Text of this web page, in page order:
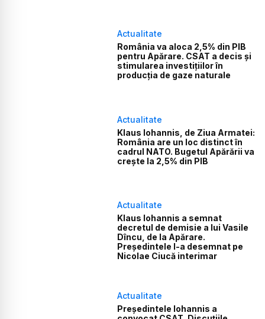
Actualitate
România va aloca 2,5% din PIB
pentru Apărare. CSAT a decis și
stimularea investițiilor în
producția de gaze naturale
Actualitate
Klaus Iohannis, de Ziua Armatei:
România are un loc distinct în
cadrul NATO. Bugetul Apărării va
creşte la 2,5% din PIB
Actualitate
Klaus Iohannis a semnat
decretul de demisie a lui Vasile
Dîncu, de la Apărare.
Președintele l-a desemnat pe
Nicolae Ciucă interimar
Actualitate
Președintele Iohannis a